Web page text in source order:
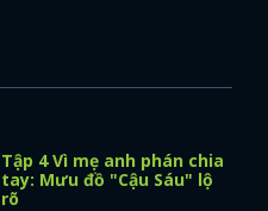
Tập 4 Vì mẹ anh phán chia
tay: Mưu đồ "Cậu Sáu" lộ
rõ